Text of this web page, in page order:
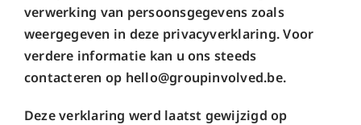
verwerking van persoonsgegevens zoals
weergegeven in deze privacyverklaring. Voor
verdere informatie kan u ons steeds
contacteren op hello@groupinvolved.be.
Deze verklaring werd laatst gewijzigd op